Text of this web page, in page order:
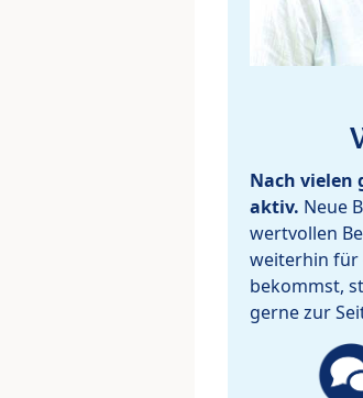
Nach vielen
aktiv. Neue
wertvollen
weiterhin für
bekommst,
gerne zur